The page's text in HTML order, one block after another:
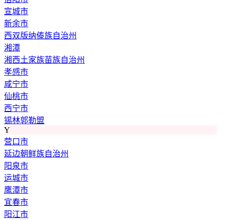
宣城市
新余市
西双版纳傣族自治州
湘潭
湘西土家族苗族自治州
孝感市
咸宁市
仙桃市
西宁市
锡林郭勒盟
Y
营口市
延边朝鲜族自治州
阳泉市
运城市
鹰潭市
宜春市
阳江市